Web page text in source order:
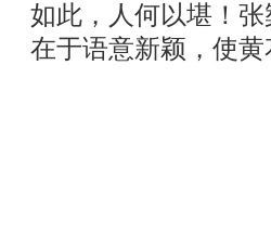
如此，人何以堪！
在于语意新颖，使黄